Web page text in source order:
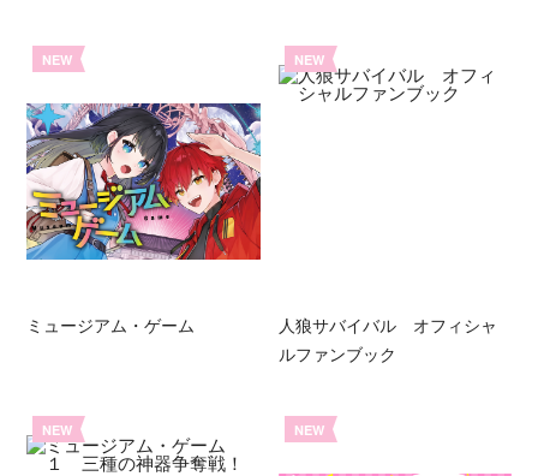
NEW
ミュージアム・ゲーム
NEW
人狼サバイバル オフィシャ
ルファンブック
NEW NEW